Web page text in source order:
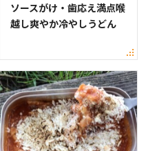
ソースがけ・歯応え満点喉
越し爽やか冷やしうどん